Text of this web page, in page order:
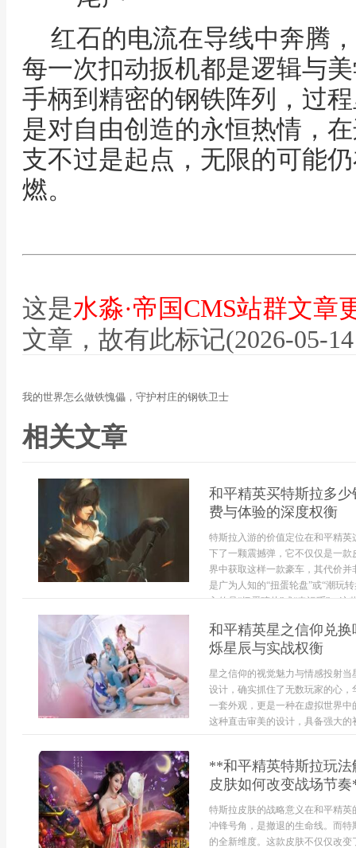
红石的电流在导线中奔腾
每一次扣动扳机都是逻辑与
手柄到精密的钢铁阵列，过
是对自由创造的永恒热情，
支不过是起点，无限的可能
燃。
这是水淼·帝国CMS站群文章
文章，故有此标记(2026-05-
我的世界怎么做铁愧儡，守护村庄的钢铁卫士
相关文章
和平精英买特斯拉多
费与体验的深度权衡
特斯拉入游的价值定位在和平精
下了一颗震撼弹，它不仅仅是一
界中获取这样一款豪车，其代价
是广为人知的“扭蛋轮盘”或“潮玩
入的是“扭蛋碎片”或“幸运币”，这
和平精英星之信仰兑
烁星辰与实战权衡
星之信仰的视觉魅力与情感投射
设计，确实抓住了无数玩家的心
一套外观，更是一种在虚拟世界
这种直击审美的设计，具备强大的
**和平精英特斯拉玩
皮肤如何改变战场节
特斯拉皮肤的战略意义在和平精
冲锋号角，是撤退的生命线。而
的全新维度。这款皮肤不仅仅改变